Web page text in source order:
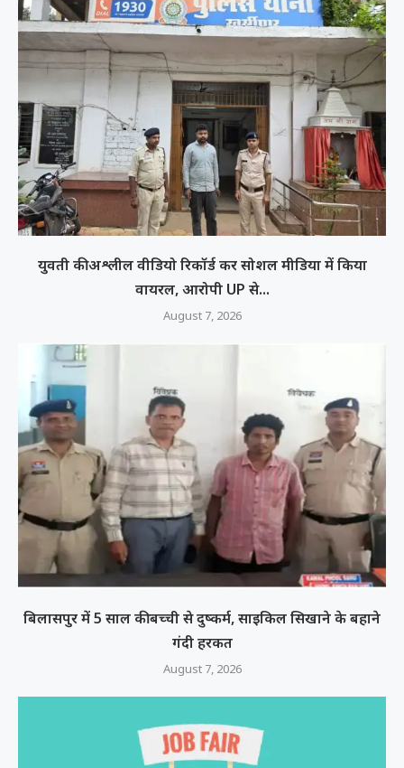
युवती की अश्लील वीडियो रिकॉर्ड कर सोशल मीडिया में किया
वायरल, आरोपी UP से...
August 7, 2026
बिलासपुर में 5 साल की बच्ची से दुष्कर्म, साइकिल सिखाने के बहाने
गंदी हरकत
August 7, 2026